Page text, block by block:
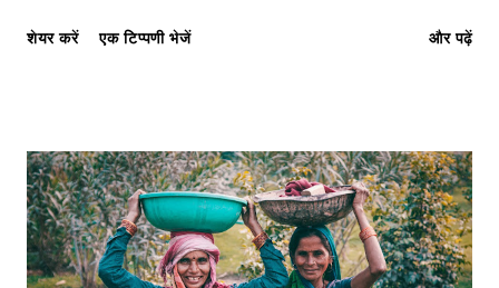
परीक्षा उपयोगी: सप्रसंग व्याख्या का प्रारूप संदर्भ (Reference): प्रस्तुत पंक्तियाँ
किया है। विशेष (Key Points): 1. भाषा सरल और तत्सम प्रधान है। 2. प्रकृति
का मानवीकरण किया गया है। नीचे हम पूरी कविता का Stanza-wise Meaning
(पद-व्याख्या) और शब्दार्थ प्रस्तुत कर रहे हैं। 1. हिमालय और मा...
शेयर करें एक टिप्पणी भेजें और पढ़ें